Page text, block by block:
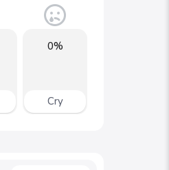
0%
Cry